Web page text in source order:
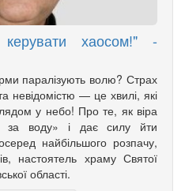
хаосом!" -
паралізують волю? Страх
невідомістю — це хвилі, які
у небо! Про те, як віра
за воду» і дає силу йти
найбільшого розпачу,
настоятель храму Святої
області.